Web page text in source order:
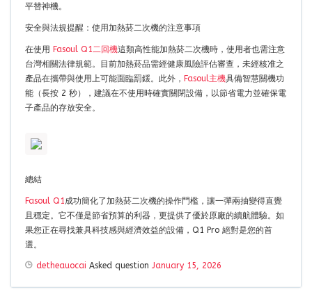
平替神機。
安全與法規提醒：使用加熱菸二次機的注意事項
在使用 Fasoul Q1二回機這類高性能加熱菸二次機時，使用者也需注意
台灣相關法律規範。目前加熱菸品需經健康風險評估審查，未經核准之
產品在攜帶與使用上可能面臨罰鍰。此外， Fasoul主機具備智慧關機功
能（長按 2 秒），建議在不使用時確實關閉設備，以節省電力並確保電
子產品的存放安全。
總結
Fasoul Q1成功簡化了加熱菸二次機的操作門檻，讓一彈兩抽變得直覺
且穩定。它不僅是節省預算的利器，更提供了優於原廠的續航體驗。如
果您正在尋找兼具科技感與經濟效益的設備，Q1 Pro 絕對是您的首
選。
detheauocai Asked question January 15, 2026